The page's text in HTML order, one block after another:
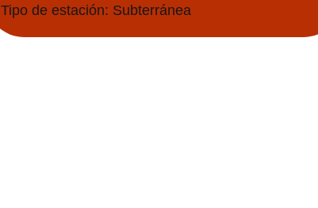
Tipo de estación: Subterránea